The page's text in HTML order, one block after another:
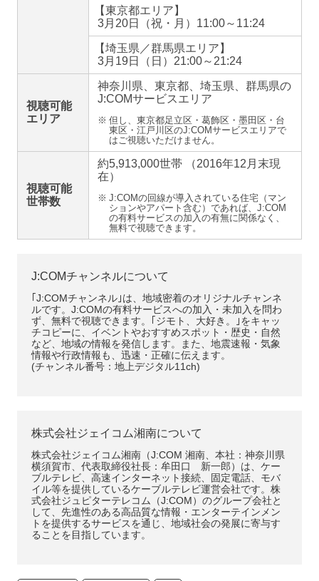
【東京都エリア】
3月20日（祝・月）11:00～11:24
【埼玉県／群馬県エリア】
3月19日（日）21:00～21:24
視聴可能
エリア
神奈川県、東京都、埼玉県、群馬県の
J:COMサービスエリア
※ 但し、東京都足立区・葛飾区・墨田区・台
東区・江戸川区のJ:COMサービスエリアで
はご視聴いただけません。
視聴可能
世帯数
約5,913,000世帯 （2016年12月末現
在）
※ J:COMの回線が導入されている住宅（マン
ションやアパート含む）であれば、J:COM
の有料サービスの加入の有無に関係なく、
無料で視聴できます。
J:COMチャンネルについて
｢J:COMチャンネル｣は、地域密着のオリジナルチャンネ
ルです。J:COMの有料サービスへの加入・未加入を問わ
ず、無料で視聴できます。｢ジモト、大好き。｣をキャッ
チコピーに、イベントやおすすめスポット・歴史・自然
など、地域の情報を発信します。また、地震速報・気象
情報や行政情報も、迅速・正確に伝えます。
(チャンネル番号：地上デジタル11ch)
株式会社ジェイコム湘南について
株式会社ジェイコム湘南（J:COM 湘南、本社：神奈川県
横須賀市、代表取締役社長：牟田口 新一郎）は、ケー
ブルテレビ、高速インターネット接続、固定電話、モバ
イル等を提供しているケーブルテレビ運営会社です。株
式会社ジュピターテレコム（J:COM）のグループ会社と
して、先進性のある高品質な情報・エンターテインメン
トを提供するサービスを通じ、地域社会の発展に寄与す
ることを目指しています。